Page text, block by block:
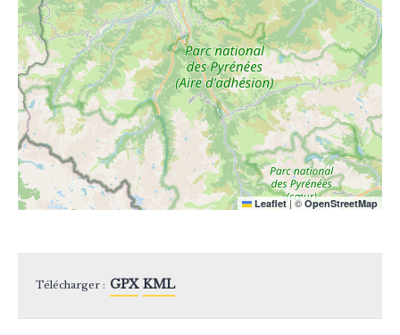
Leaflet |©OpenStreetMap
Télécharger : GPX KML